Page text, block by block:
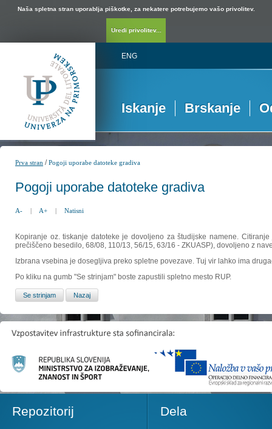
Naša spletna stran uporablja piškotke, za nekatere potrebujemo vašo privolitev.
Uredi privolitev...
ENG
Iskanje Brskanje
Prva stran /Pogoji uporabe datoteke gradiva
Pogoji uporabe datoteke gradiva
A- | A+ | Natisni
Kopiranje oz. tiskanje datoteke je dovoljeno za študijske namene.
prečiščeno besedilo, 68/08, 110/13, 56/15, 63/16 - ZKUASP), dovoljeno z
Izbrana vsebina je dosegljiva preko spletne povezave. Tuj vir lahko ima
Po kliku na gumb "Se strinjam" boste zapustili spletno mesto RUP.
Repozitorij Dela